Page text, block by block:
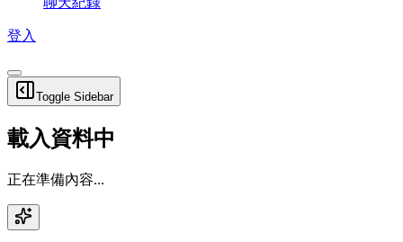
登入
Toggle Sidebar
載入資料中
正在準備內容...